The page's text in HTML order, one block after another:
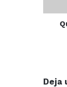
querer
Deja